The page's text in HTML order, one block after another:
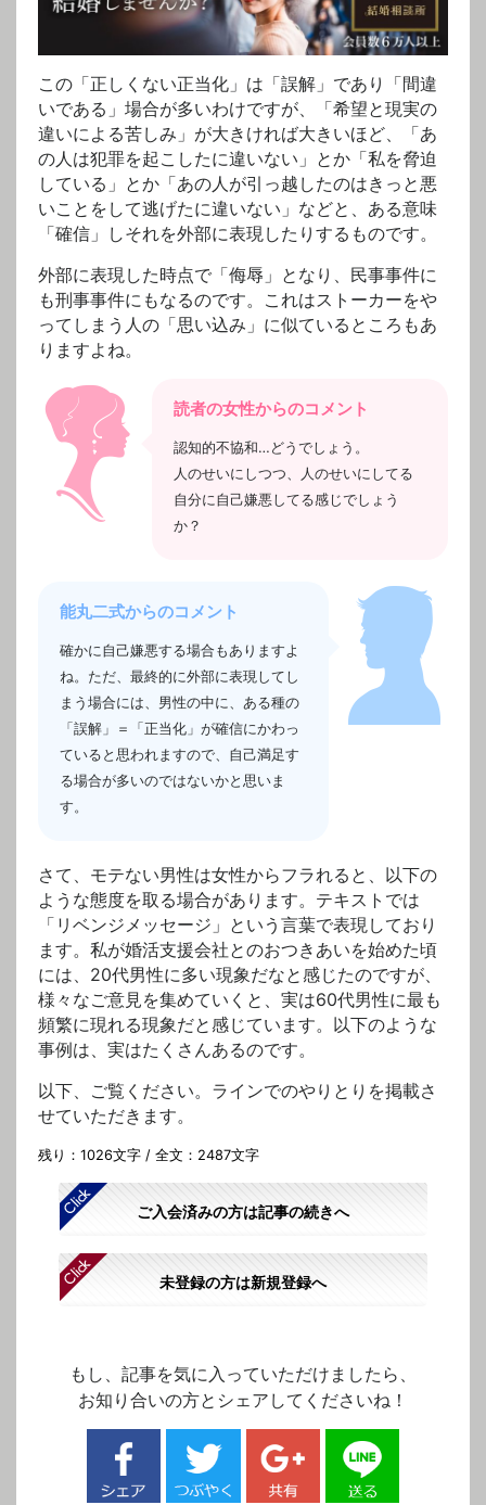
この「正しくない正当化」は「誤解」であり「間違
いである」場合が多いわけですが、「希望と現実の
違いによる苦しみ」が大きければ大きいほど、「あ
の人は犯罪を起こしたに違いない」とか「私を脅迫
している」とか「あの人が引っ越したのはきっと悪
いことをして逃げたに違いない」などと、ある意味
「確信」しそれを外部に表現したりするものです。
外部に表現した時点で「侮辱」となり、民事事件に
も刑事事件にもなるのです。これはストーカーをや
ってしまう人の「思い込み」に似ているところもあ
りますよね。
読者の女性からのコメント
認知的不協和…どうでしょう。
人のせいにしつつ、人のせいにしてる
自分に自己嫌悪してる感じでしょう
か？
能丸二式からのコメント
確かに自己嫌悪する場合もありますよ
ね。ただ、最終的に外部に表現してし
まう場合には、男性の中に、ある種の
「誤解」＝「正当化」が確信にかわっ
ていると思われますので、自己満足す
る場合が多いのではないかと思いま
す。
さて、モテない男性は女性からフラれると、以下の
ような態度を取る場合があります。テキストでは
「リベンジメッセージ」という言葉で表現しており
ます。私が婚活支援会社とのおつきあいを始めた頃
には、20代男性に多い現象だなと感じたのですが、
様々なご意見を集めていくと、実は60代男性に最も
頻繁に現れる現象だと感じています。以下のような
事例は、実はたくさんあるのです。
以下、ご覧ください。ラインでのやりとりを掲載さ
せていただきます。
残り：1026文字 / 全文：2487文字
ご入会済みの方は記事の続きへ
未登録の方は新規登録へ
もし、記事を気に入っていただけましたら、
お知り合いの方とシェアしてくださいね！